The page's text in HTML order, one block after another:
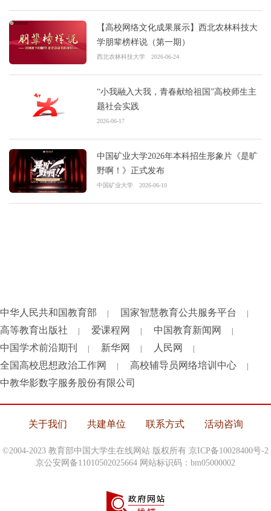
【高校网络文化成果展示】西北农林科技大
学朋辈榜样说（第一期）
西北农林科技大学 2026-06-24
“小我融入大我，青春献给祖国”高校师生主
题社会实践
2026-06-17
中国矿业大学2026年本科招生形象片《是旷
野啊！》正式发布
中国矿业大学 2026-06-10
中华人民共和国教育部 国家智慧教育公共服务平台
高等教育出版社 爱课程网 中国教育新闻网
中国学术前沿期刊 新华网 人民网
全国高校思想政治工作网 高校辅导员网络培训中心
中教华影数字服务股份有限公司
关于我们 共建单位 联系方式 活动咨询
©2004-2023 教育部中国大学生在线网站 版权所有 京ICP备10028400号-2
京公安网备11010502025664 网站标识码：bm05000002